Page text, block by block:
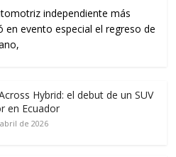
independiente más
en evento especial el regreso de
Hybrid: el debut de un SUV
en Ecuador
de 2026